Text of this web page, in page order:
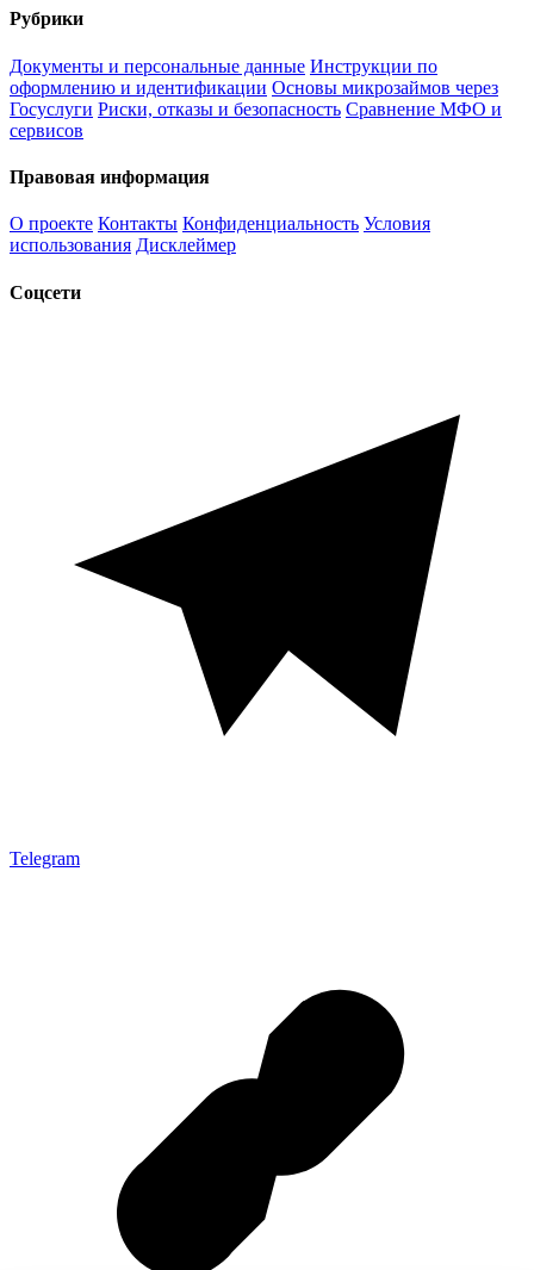
Рубрики
Документы и персональные данные Инструкции по
оформлению и идентификации Основы микрозаймов через
Госуслуги Риски, отказы и безопасность Сравнение МФО и
сервисов
Правовая информация
О проекте Контакты Конфиденциальность Условия
использования Дисклеймер
Соцсети
Telegram